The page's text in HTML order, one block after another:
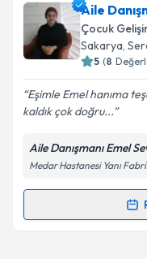
Çocuk Gelişim
randevu takvimi
randevu almanız
posta ile
E-posta
Kişisel
Metni'ni
kapsamda
Aile
Çocuk
Sakarya,
5 (8
Eşimle Emel hanıma
kaldık çok doğru...
Aile Danışmanı Emel
Medar Hastanesi Yanı
Randevu